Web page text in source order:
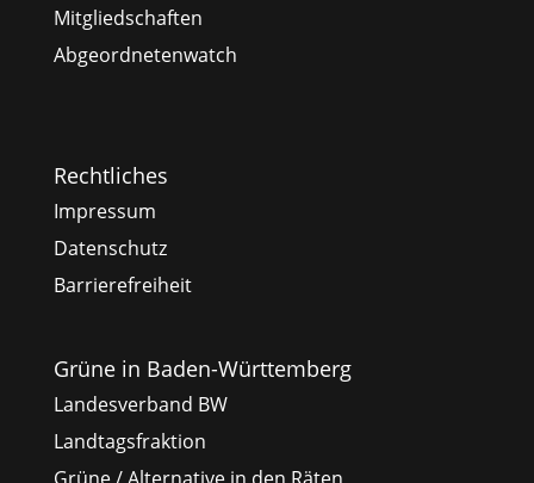
Mitgliedschaften
Abgeordnetenwatch
Rechtliches
Impressum
Datenschutz
Barrierefreiheit
Grüne in Baden-Württemberg
Landesverband BW
Landtagsfraktion